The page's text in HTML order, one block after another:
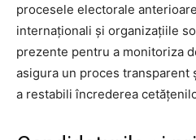
procesele electorale
internaționali și organizațiile
prezente pentru a monitoriza
asigura un proces transparent
a restabili încrederea